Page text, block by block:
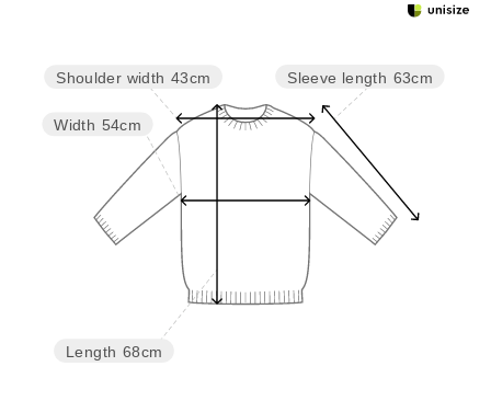
Sleeve length 63cm
Length 68cm
Width 54cm
Shoulder width 43cm